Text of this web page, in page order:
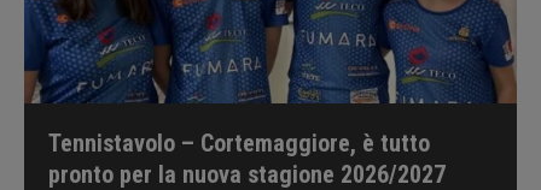
Tennistavolo – Cortemaggiore, è tutto
pronto per la nuova stagione 2026/2027